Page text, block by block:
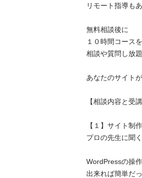
リモート指導も
無料相談後に
１０時間コース
相談や質問し放
あなたのサイト
【相談内容と受
【１】サイト制
プロの先生に聞
WordPressの操
出来れば簡単だ